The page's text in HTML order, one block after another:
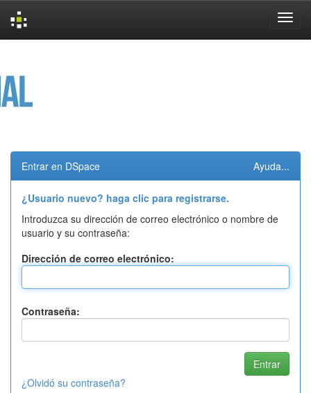
Entrar en DSpace Ayuda...
¿Usuario nuevo? haga clic para registrarse.
Introduzca su dirección de correo electrónico o nombre de
usuario y su contraseña:
Dirección de correo electrónico:
Contraseña:
¿Olvidó su contraseña?